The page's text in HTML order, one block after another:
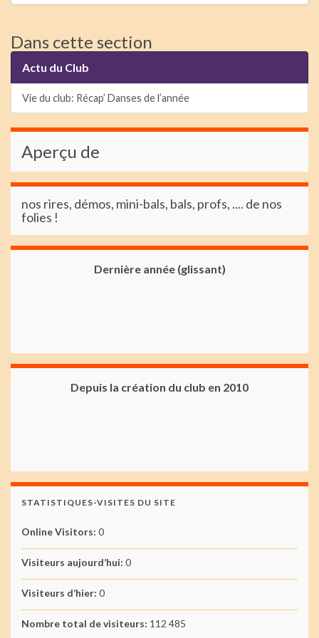
Dans cette section
Actu du Club
Vie du club: Récap’ Danses de l’année
Aperçu de
nos rires, démos, mini-bals, bals, profs, .... de nos
folies !
Dernière année (glissant)
Depuis la création du club en 2010
STATISTIQUES-VISITES DU SITE
Online Visitors: 0
Visiteurs aujourd’hui: 0
Visiteurs d’hier: 0
Nombre total de visiteurs: 112 485